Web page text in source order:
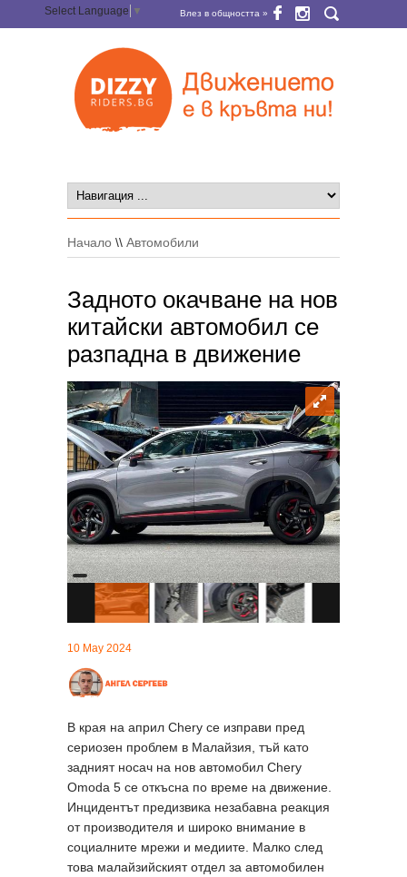
Select Language ▼ Влез в общността »
Начало \\ Автомобили
Задното окачване на нов
китайски автомобил се
разпадна в движение
10 May 2024
В края на април Chery се изправи пред
сериозен проблем в Малайзия, тъй като
задният носач на нов автомобил Chery
Omoda 5 се откъсна по време на движение.
Инцидентът предизвика незабавна реакция
от производителя и широко внимание в
социалните мрежи и медиите. Малко след
това малайзийският отдел за автомобилен